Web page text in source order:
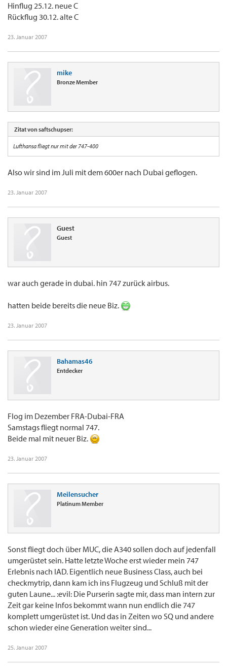
Hinflug 25.12. neue C
Rückflug 30.12. alte C
23. Januar 2007
mike
Bronze Member
Zitat von saftschupser:
Lufthansa fliegt nur mit der 747-400
Also wir sind im Juli mit dem 600er nach Dubai geflogen.
23. Januar 2007
Guest
Guest
war auch gerade in dubai. hin 747 zurück airbus.
hatten beide bereits die neue Biz.
23. Januar 2007
Bahamas46
Entdecker
Flog im Dezember FRA-Dubai-FRA
Samstags fliegt normal 747.
Beide mal mit neuer Biz.
23. Januar 2007
Meilensucher
Platinum Member
Sonst fliegt doch über MUC, die A340 sollen doch auf jedenfall
umgerüstet sein. Hatte letzte Woche erst wieder mein 747
Erlebnis nach IAD. Eigentlich neue Business Class, auch bei
checkmytrip, dann kam ich ins Flugzeug und Schluß mit der
guten Laune... :evil: Die Purserin sagte mir, dass man intern zur
Zeit gar keine Infos bekommt wann nun endlich die 747
komplett umgerüstet ist. Und das in Zeiten wo SQ und andere
schon wieder eine Generation weiter sind...
25. Januar 2007